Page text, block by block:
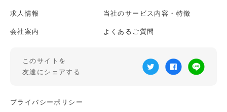
求人情報 当社のサービス内容・特徴
会社案内 よくあるご質問
このサイトを
友達にシェアする
プライバシーポリシー